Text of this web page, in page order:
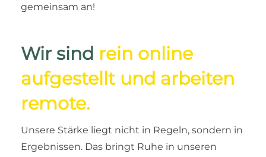
gemeinsam an!
Wir sind rein online
aufgestellt und arbeiten
remote.
Unsere Stärke liegt nicht in Regeln, sondern in
Ergebnissen. Das bringt Ruhe in unseren